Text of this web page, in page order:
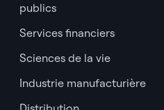
publics
Services financiers
Sciences de la vie
Industrie manufacturière